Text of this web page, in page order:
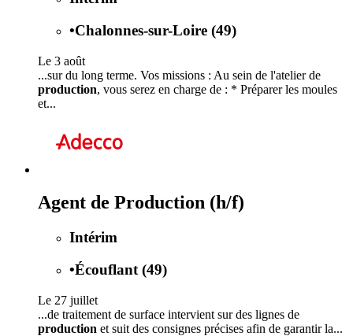
•Chalonnes-sur-Loire (49)
Le 3 août
...sur du long terme. Vos missions : Au sein de l'atelier de
production, vous serez en charge de : * Préparer les moules
et...
Agent de Production (h/f)
Intérim
•Écouflant (49)
Le 27 juillet
...de traitement de surface intervient sur des lignes de
production et suit des consignes précises afin de garantir la...